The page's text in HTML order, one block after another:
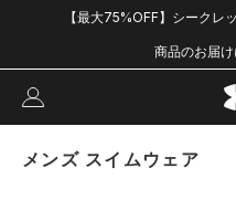
【最大75%OFF】シークレ
商品のお届
メンズ スイムウェア